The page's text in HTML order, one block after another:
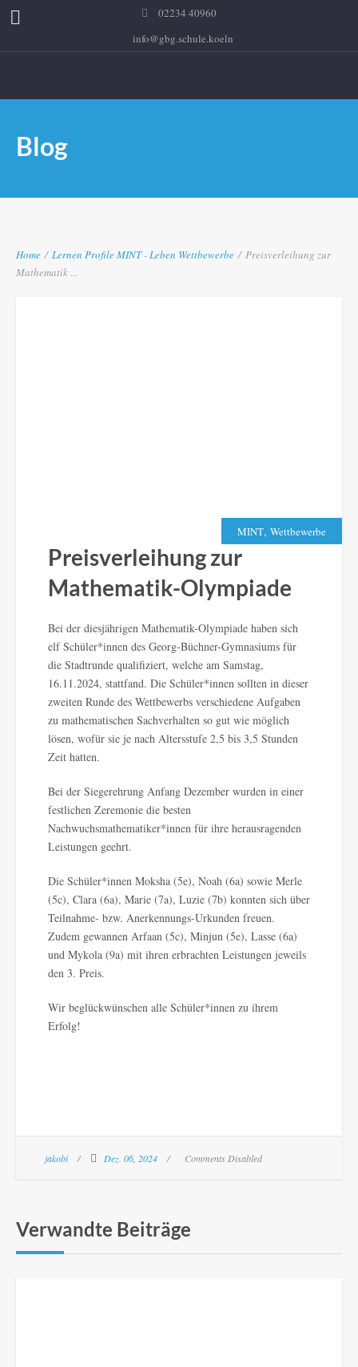
02234 40960
info@gbg.schule.koeln
Blog
Home / Lernen ProfileMINT -Leben Wettbewerbe / Preisverleihung zur
Mathematik ...
MINT, Wettbewerbe
Preisverleihung zur
Mathematik-Olympiade
Bei der diesjährigen Mathematik-Olympiade haben sich
elf Schüler*innen des Georg-Büchner-Gymnasiums für
die Stadtrunde qualifiziert, welche am Samstag,
16.11.2024, stattfand. Die Schüler*innen sollten in dieser
zweiten Runde des Wettbewerbs verschiedene Aufgaben
zu mathematischen Sachverhalten so gut wie möglich
lösen, wofür sie je nach Altersstufe 2,5 bis 3,5 Stunden
Zeit hatten.
Bei der Siegerehrung Anfang Dezember wurden in einer
festlichen Zeremonie die besten
Nachwuchsmathematiker*innen für ihre herausragenden
Leistungen geehrt.
Die Schüler*innen Moksha (5e), Noah (6a) sowie Merle
(5c), Clara (6a), Marie (7a), Luzie (7b) konnten sich über
Teilnahme- bzw. Anerkennungs-Urkunden freuen.
Zudem gewannen Arfaan (5c), Minjun (5e), Lasse (6a)
und Mykola (9a) mit ihren erbrachten Leistungen jeweils
den 3. Preis.
Wir beglückwünschen alle Schüler*innen zu ihrem
Erfolg!
jakobi Dez. 06, 2024 Comments Disabled
Verwandte Beiträge